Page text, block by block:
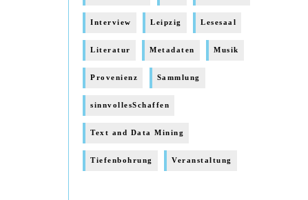
Interview Leipzig Lesesaal
Literatur Metadaten Musik
Provenienz Sammlung
sinnvollesSchaffen
Text and Data Mining
Tiefenbohrung Veranstaltung